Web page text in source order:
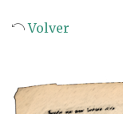
Volver